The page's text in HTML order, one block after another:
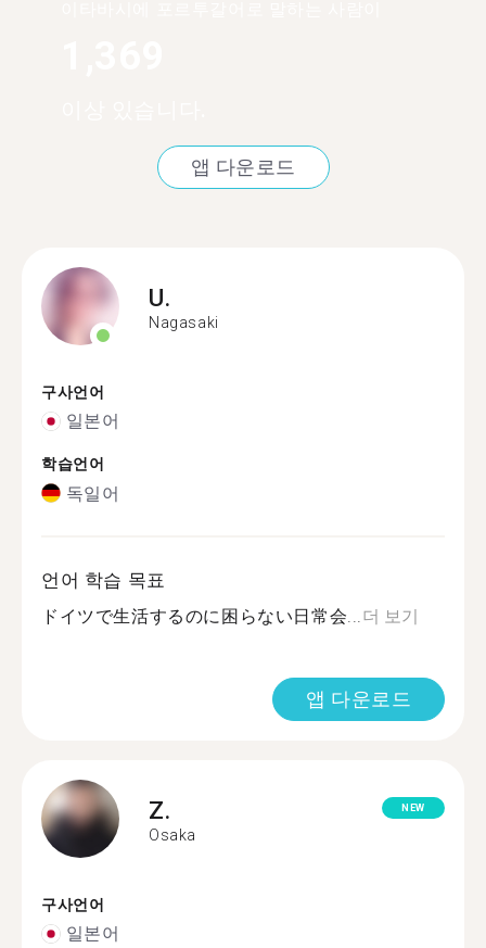
앱 다운로드
U.
Nagasaki
구사언어
일본어
학습언어
독일어
언어 학습 목표
ドイツで生活するのに困らない日常会... 더 보기
앱 다운로드
Z.
Osaka
NEW
구사언어
일본어